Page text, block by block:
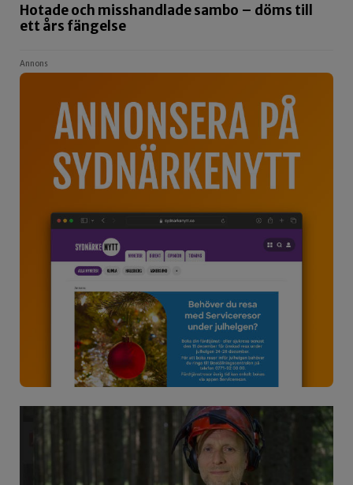
Hotade och misshandlade sambo – döms till
ett års fängelse
Annons